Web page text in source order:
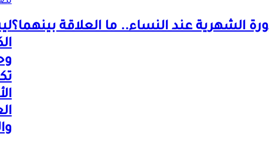
الشهرية عند النساء.. ما العلاقة بينهما؟